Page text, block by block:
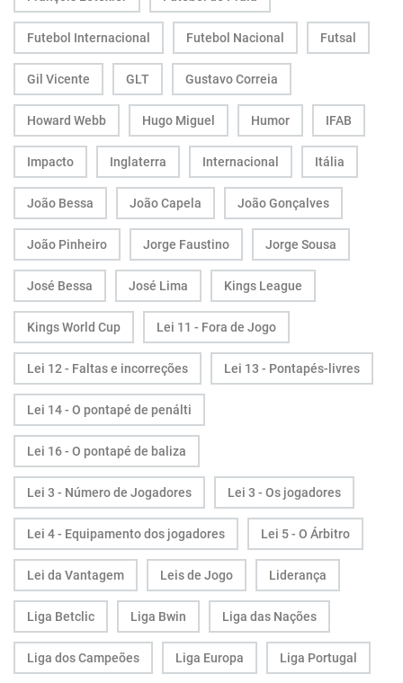
Futebol Internacional Futebol Nacional Futsal
Gil Vicente GLT Gustavo Correia
Howard Webb Hugo Miguel Humor IFAB
Impacto Inglaterra Internacional Itália
João Bessa João Capela João Gonçalves
João Pinheiro Jorge Faustino Jorge Sousa
José Bessa José Lima Kings League
Kings World Cup Lei 11 - Fora de Jogo
Lei 12 - Faltas e incorreções Lei 13 - Pontapés-livres
Lei 14 - O pontapé de penálti
Lei 16 - O pontapé de baliza
Lei 3 - Número de Jogadores Lei 3 - Os jogadores
Lei 4 - Equipamento dos jogadores Lei 5 - O Árbitro
Lei da Vantagem Leis de Jogo Liderança
Liga Betclic Liga Bwin Liga das Nações
Liga dos Campeões Liga Europa Liga Portugal